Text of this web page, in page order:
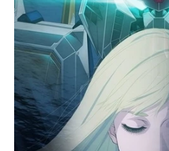
最新記事一覧
アニメ記事一覧
アニメ映画一覧
今期アニメ曜日別一覧
春アニメ